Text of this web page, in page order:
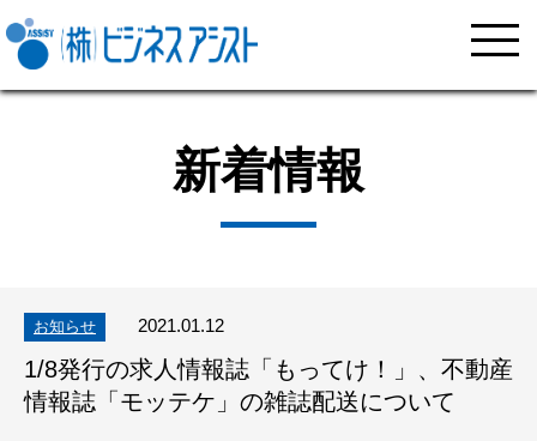
新着情報
お知らせ 2021.01.12
1/8発行の求人情報誌「もってけ！」、不動産
情報誌「モッテケ」の雑誌配送について